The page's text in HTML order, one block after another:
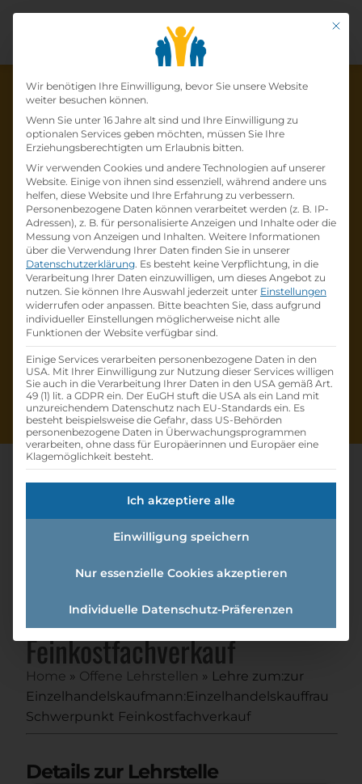
Die Lehrstelle wurde schon
besetzt!
Die LehrstelleLehre zum:zur
Einzelhandelskaufmann:Einzelhandelskauffr
au Schwerpunkt Feinkostfachverkaufbei
BILLA AGist schonbesetzt.
Firmenprofil besuchen
Andere Lehrstelle suchen
Lehre Zum:zur
Einzelhandelskaufmann:einzel
handelskauffrau
Schwerpunkt
Feinkostfachverkauf
Home » Offene Lehrstellen » Lehre zum:zur
Einzelhandelskaufmann:Einzelhandelskauffrau
Schwerpunkt Feinkostfachverkauf
Details zur Lehrstelle
Mit
Datenschutz-
Wir benötigen Ihre Einwilligung, bevor Sie unsere Website
weiter besuchen können.
Wenn Sie unter 16 Jahre alt sind und Ihre Einwilligung zu
optionalen Services geben möchten, müssen Sie Ihre
Erziehungsberechtigten um Erlaubnis bitten.
Wir verwenden Cookies und andere Technologien auf unserer
Website. Einige von ihnen sind essenziell, während andere uns
helfen, diese Website und Ihre Erfahrung zu verbessern.
Personenbezogene Daten können verarbeitet werden (z. B. IP-
Adressen), z. B. für personalisierte Anzeigen und Inhalte oder die
Messung von Anzeigen und Inhalten. Weitere Informationen
über die Verwendung Ihrer Daten finden Sie in unserer
Datenschutzerklärung. Es besteht keine Verpflichtung, in die
Verarbeitung Ihrer Daten einzuwilligen, um dieses Angebot zu
nutzen. Sie können Ihre Auswahl jederzeit unter Einstellungen
widerrufen oder anpassen. Bitte beachten Sie, dass aufgrund
individueller Einstellungen möglicherweise nicht alle
Funktionen der Website verfügbar sind.
Einige Services verarbeiten personenbezogene Daten in den
USA. Mit Ihrer Einwilligung zur Nutzung dieser Services willigen
Sie auch in die Verarbeitung Ihrer Daten in den USA gemäß Art.
49 (1) lit. a GDPR ein. Der EuGH stuft die USA als ein Land mit
unzureichendem Datenschutz nach EU-Standards ein. Es
besteht beispielsweise die Gefahr, dass US-Behörden
personenbezogene Daten in Überwachungsprogrammen
verarbeiten, ohne dass für Europäerinnen und Europäer eine
Klagemöglichkeit besteht.
Ich akzeptiere alle
Einwilligung speichern
Nur essenzielle Cookies akzeptieren
Individuelle Datenschutz-Präferenzen